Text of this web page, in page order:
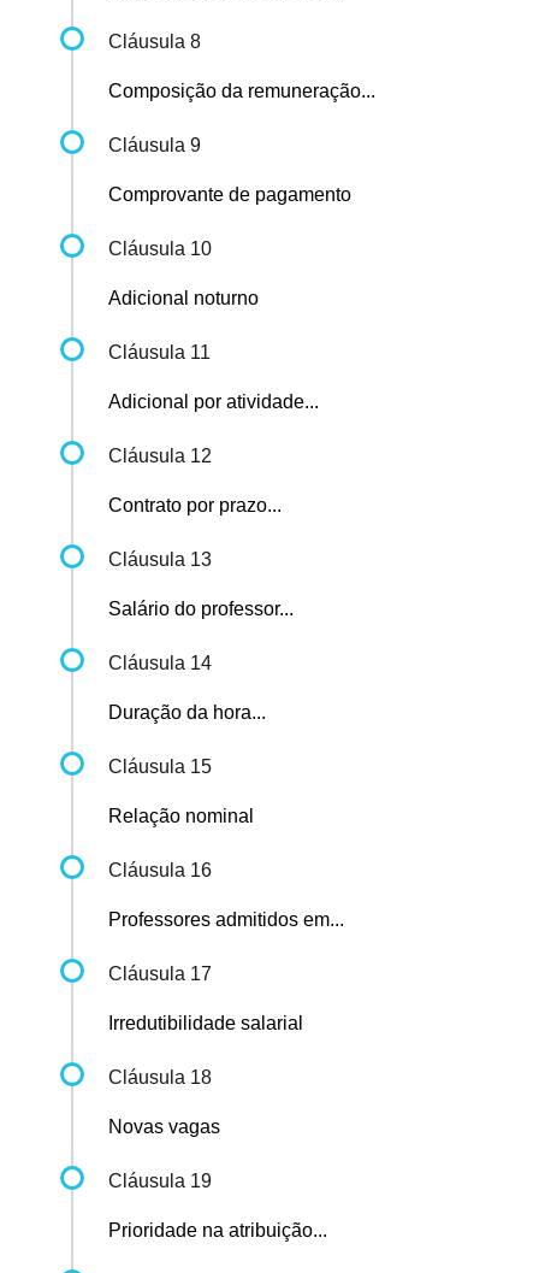
Cláusula 8
Composição da remuneração...
Cláusula 9
Comprovante de pagamento
Cláusula 10
Adicional noturno
Cláusula 11
Adicional por atividade...
Cláusula 12
Contrato por prazo...
Cláusula 13
Salário do professor...
Cláusula 14
Duração da hora...
Cláusula 15
Relação nominal
Cláusula 16
Professores admitidos em...
Cláusula 17
Irredutibilidade salarial
Cláusula 18
Novas vagas
Cláusula 19
Prioridade na atribuição...